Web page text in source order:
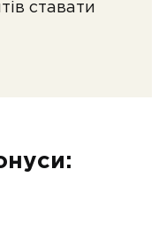
ставати